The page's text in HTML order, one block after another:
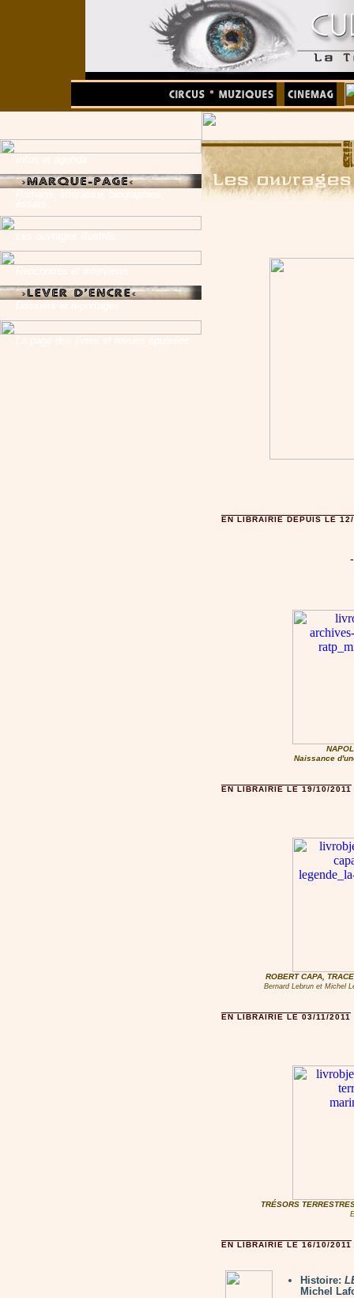
EN LIBRAIRIE DEPUIS LE
Naissance
EN LIBRAIRIE LE 19/10/2011
ROBERT CAPA,
Bernard Lebrun et Michel
EN LIBRAIRIE LE 03/11/2011
TRÉSORS
EN LIBRAIRIE LE 16/10/2011
Histoire:
Michel